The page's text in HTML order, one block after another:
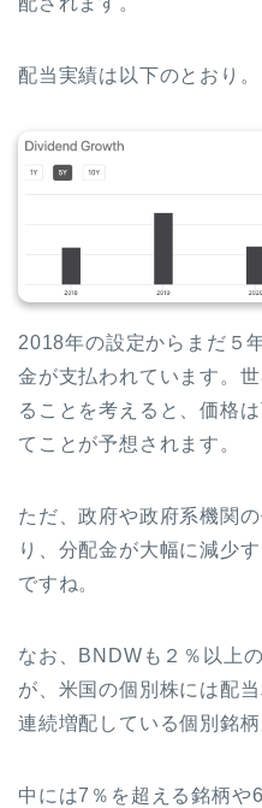
配当実績は以下のとおり。
2018年の設定からまだ５
金が支払われています。
ることを考えると、価格
てことが予想されます。
ただ、政府や政府系機関
り、分配金が大幅に減少
ですね。
なお、BNDWも２％以上
が、米国の個別株には配
連続増配している個別銘柄
中には7％を超える銘柄や